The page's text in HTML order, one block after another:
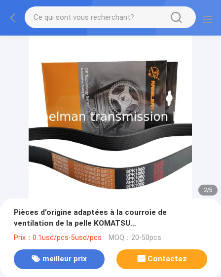
2/5
Pièces d'origine adaptées à la courroie de
ventilation de la pelle KOMATSU
8PK1734/8PK1780/8PK2245 courroie à engrenages
Prix：0.1usd/pcs-5usd/pcs MOQ：20-50pcs
meilleur prix Contactez